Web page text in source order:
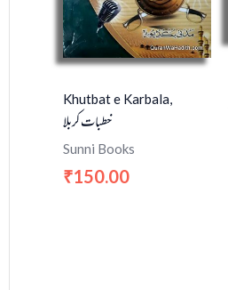
Khutbat e Karbala,
خطبات کربلا
Sunni Books
₹150.00